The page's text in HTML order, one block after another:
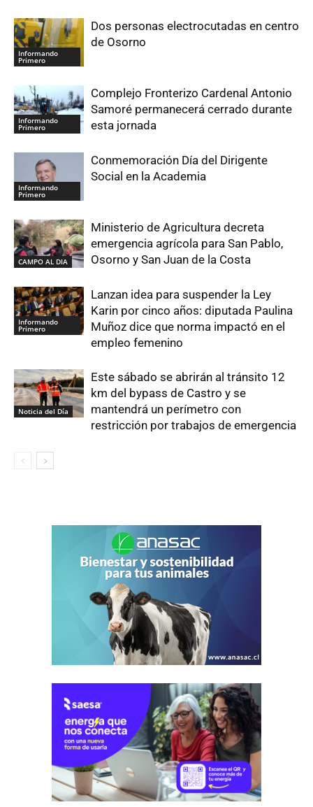
Informando
Primero
Dos personas electrocutadas en centro
de Osorno
Informando
Primero
Complejo Fronterizo Cardenal Antonio
Samoré permanecerá cerrado durante
esta jornada
Informando
Primero
Conmemoración Día del Dirigente
Social en la Academia
CAMPO AL DIA
Ministerio de Agricultura decreta
emergencia agrícola para San Pablo,
Osorno y San Juan de la Costa
Informando
Primero
Lanzan idea para suspender la Ley
Karin por cinco años: diputada Paulina
Muñoz dice que norma impactó en el
empleo femenino
Noticia del Día
Este sábado se abrirán al tránsito 12
km del bypass de Castro y se
mantendrá un perímetro con
restricción por trabajos de emergencia